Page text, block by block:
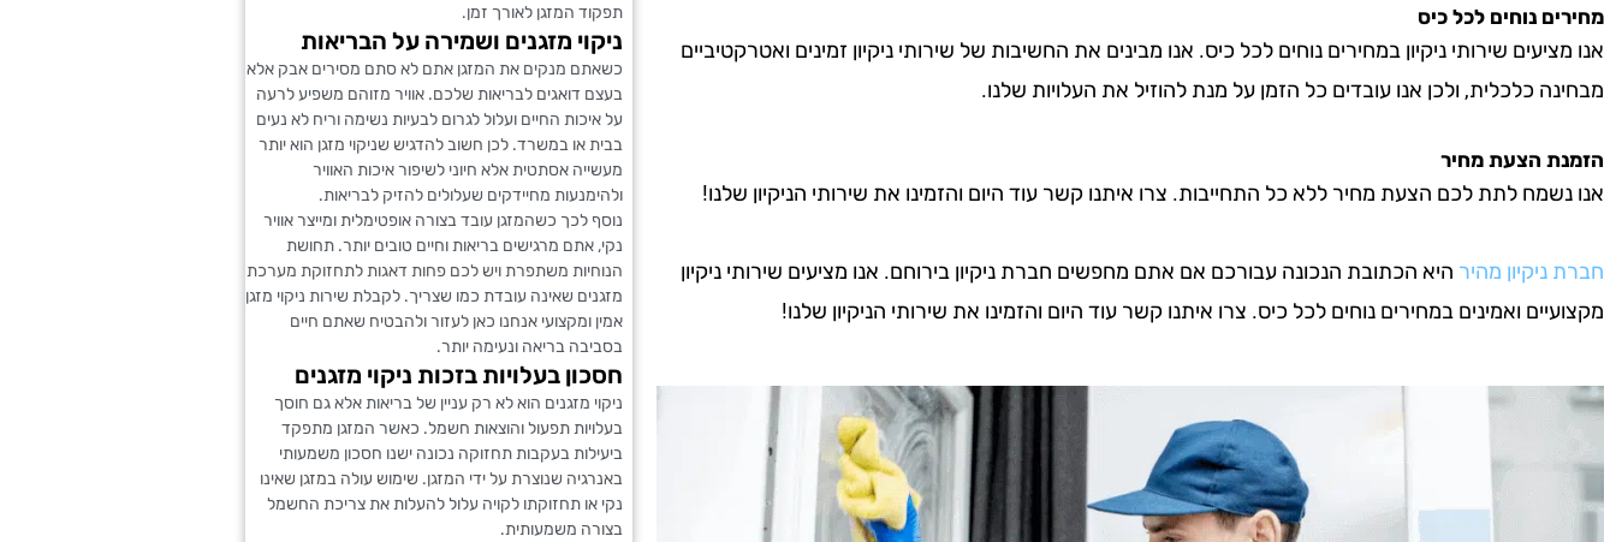
מחירים נוחים לכל כיס
אנו מציעים שירותי ניקיון במחירים נוחים לכל כיס. אנו מבינים את החשיבות של שירותי ניקיון זמינים ואטרקטיביים
מבחינה כלכלית, ולכן אנו עובדים כל הזמן על מנת להוזיל את העלויות שלנו.
הזמנת הצעת מחיר
אנו נשמח לתת לכם הצעת מחיר ללא כל התחייבות. צרו איתנו קשר עוד היום והזמינו את שירותי הניקיון שלנו!
חברת ניקיון מהיר היא הכתובת הנכונה עבורכם אם אתם מחפשים חברת ניקיון בירוחם. אנו מציעים שירותי ניקיון
מקצועיים ואמינים במחירים נוחים לכל כיס. צרו איתנו קשר עוד היום והזמינו את שירותי הניקיון שלנו!
תפקוד המזגן לאורך זמן.
ניקוי מזגנים ושמירה על הבריאות
כשאתם מנקים את המזגן אתם לא סתם מסירים אבק אלא
בעצם דואגים לבריאות שלכם. אוויר מזוהם משפיע לרעה
על איכות החיים ועלול לגרום לבעיות נשימה וריח לא נעים
בבית או במשרד. לכן חשוב להדגיש שניקוי מזגן הוא יותר
מעשייה אסתטית אלא חיוני לשיפור איכות האוויר
ולהימנעות מחיידקים שעלולים להזיק לבריאות.
נוסף לכך כשהמזגן עובד בצורה אופטימלית ומייצר אוויר
נקי, אתם מרגישים בריאות וחיים טובים יותר. תחושת
הנוחיות משתפרת ויש לכם פחות דאגות לתחזוקת מערכת
מזגנים שאינה עובדת כמו שצריך. לקבלת שירות ניקוי מזגן
אמין ומקצועי אנחנו כאן לעזור ולהבטיח שאתם חיים
בסביבה בריאה ונעימה יותר.
חסכון בעלויות בזכות ניקוי מזגנים
ניקוי מזגנים הוא לא רק עניין של בריאות אלא גם חוסך
בעלויות תפעול והוצאות חשמל. כאשר המזגן מתפקד
ביעילות בעקבות תחזוקה נכונה ישנו חסכון משמעותי
באנרגיה שנוצרת על ידי המזגן. שימוש עולה במזגן שאינו
נקי או תחזוקתו לקויה עלול להעלות את צריכת החשמל
בצורה משמעותית.